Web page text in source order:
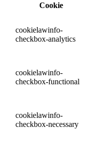
Cookie
cookielawinfo-
checkbox-analytics
cookielawinfo-
checkbox-functional
cookielawinfo-
checkbox-necessary